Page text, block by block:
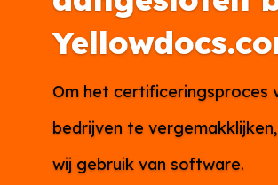
Om het certificeringsproces
bedrijven te
wij gebruik van software.